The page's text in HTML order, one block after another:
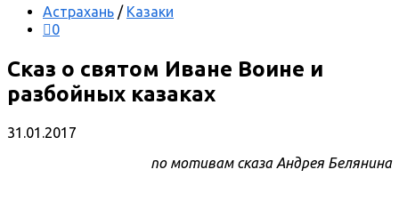
Астрахань / Казаки
0
Сказ о святом Иване Воине и
разбойных казаках
31.01.2017
по мотивам сказа Андрея Белянина